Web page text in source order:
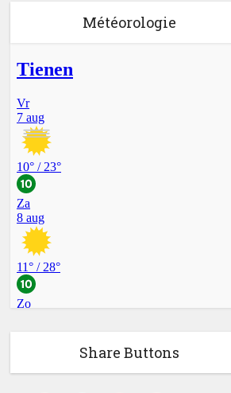
Météorologie
Share Buttons